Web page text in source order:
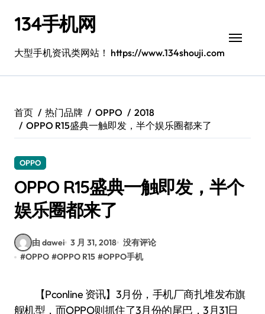
134手机网
大型手机资讯类网站！ https://www.134shouji.com
首页 热门品牌 OPPO
2018
OPPO R15盛典一触即发，半个娱乐圈都来了
OPPO
OPPO R15盛典一触即发，半个
娱乐圈都来了
由 dawei 3 月 31, 2018 没有评论
#OPPO #OPPO R15 #OPPO手机
【Pconline 资讯】3月份，手机厂商扎堆发布旗
舰机型，而OPPO则抓住了3月份的尾巴，3月31日